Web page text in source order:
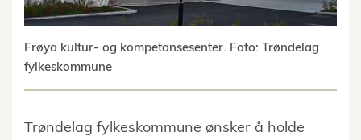
Frøya kultur- og kompetansesenter. Foto: Trøndelag
fylkeskommune
Trøndelag fylkeskommune ønsker å holde